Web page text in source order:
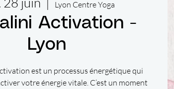
Lyon Centre Yoga
Activation -
Lyon
est un processus énergétique qui
votre énergie vitale. C’est un moment